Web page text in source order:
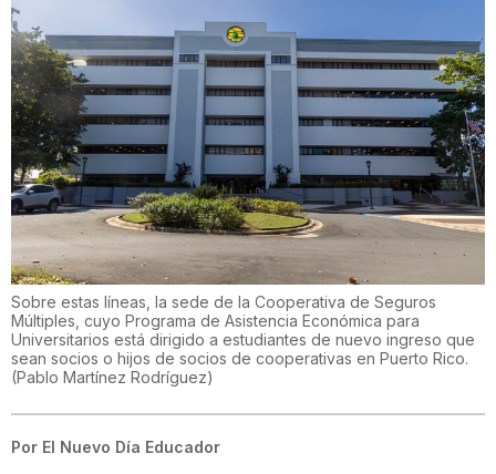
Sobre estas líneas, la sede de la Cooperativa de Seguros
Múltiples, cuyo Programa de Asistencia Económica para
Universitarios está dirigido a estudiantes de nuevo ingreso que
sean socios o hijos de socios de cooperativas en Puerto Rico.
(Pablo Martínez Rodríguez)
Por El Nuevo Día Educador